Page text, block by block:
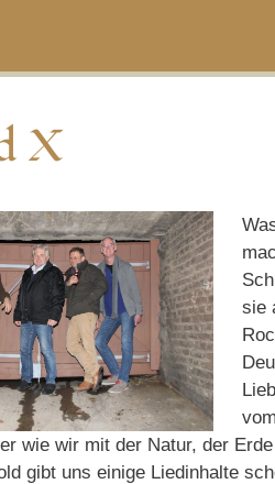
X
sie
wie wir mit der Natur, der
gibt uns einige Liedinhalte